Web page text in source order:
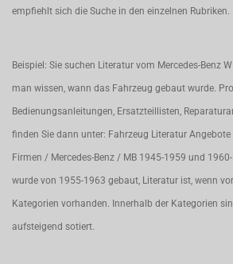
empfiehlt sich die Suche in den einzelnen Rubriken.
Beispiel: Sie suchen Literatur vom Mercedes-Benz
man wissen, wann das Fahrzeug gebaut wurde.
Bedienungsanleitungen, Ersatzteillisten,
finden Sie dann unter: Fahrzeug Literatur
Firmen / Mercedes-Benz / MB 1945-1959 und
wurde von 1955-1963 gebaut, Literatur ist, wenn
Kategorien vorhanden. Innerhalb der Kategorien
aufsteigend sotiert.